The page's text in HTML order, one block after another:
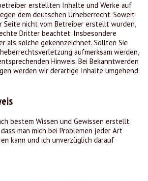
erstellten Inhalte und Werke auf
dem deutschen Urheberrecht. Soweit
Seite nicht vom Betreiber erstellt wurden,
Dritter beachtet. Insbesondere
als solche gekennzeichnet. Sollten Sie
aufmerksam werden,
Hinweis. Bei Bekanntwerden
werden wir derartige Inhalte umgehend
bestem Wissen und Gewissen erstellt.
man mich bei Problemen jeder Art
kann und ich unverzüglich darauf